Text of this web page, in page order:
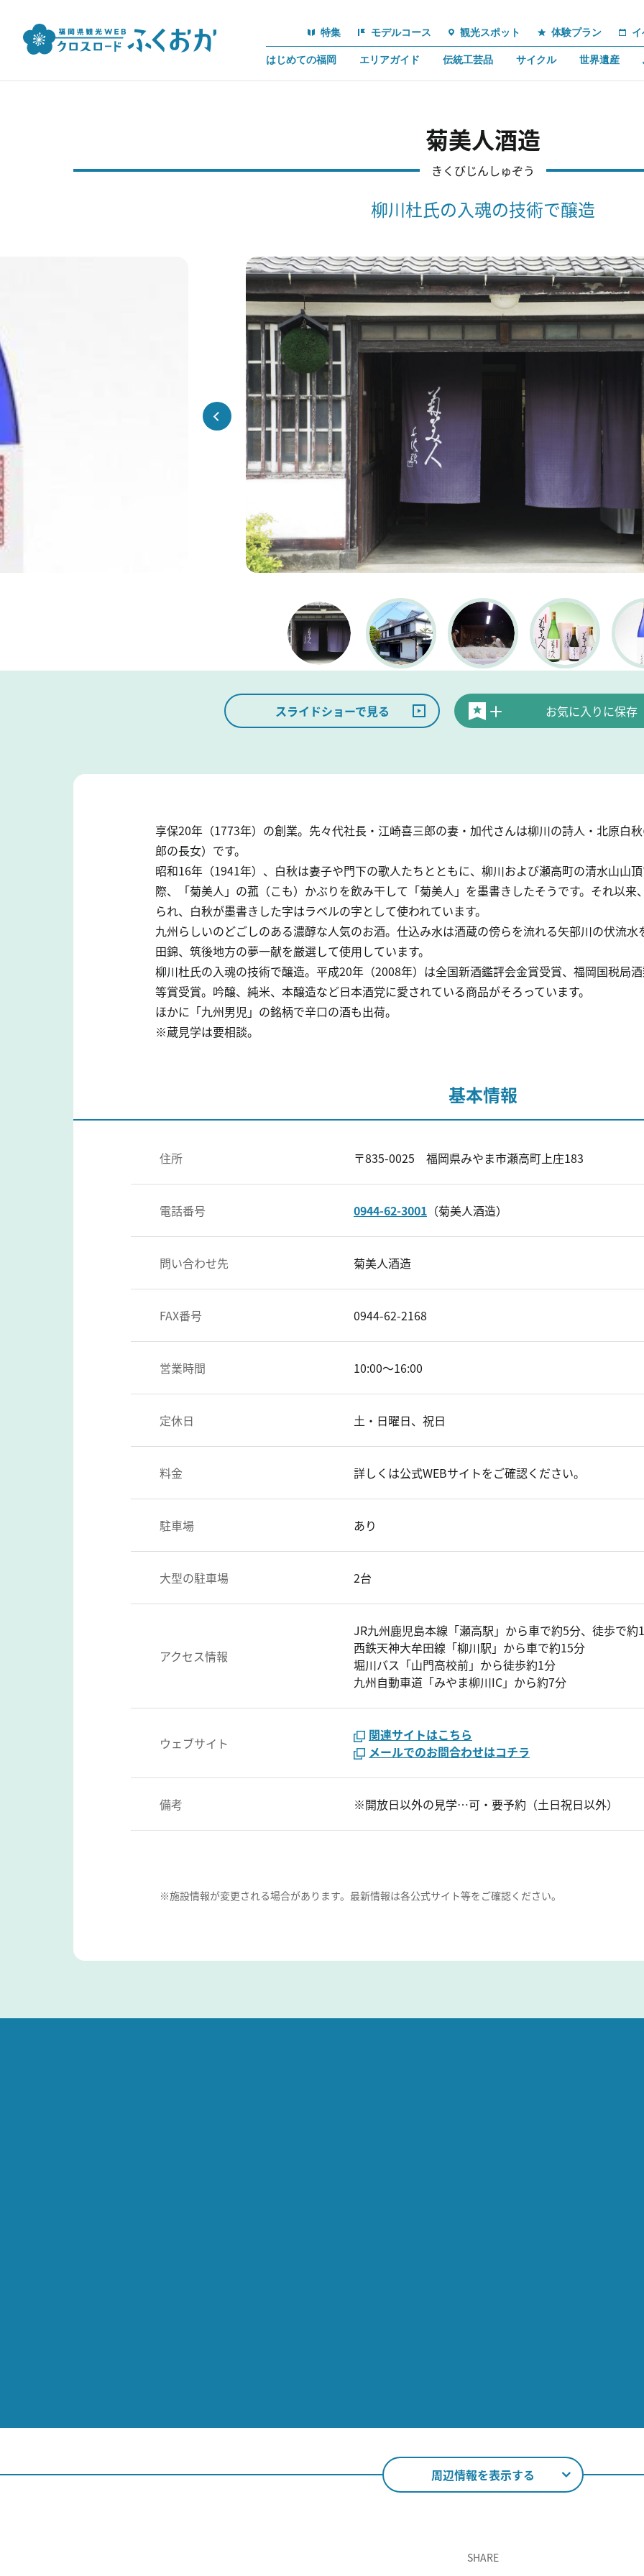
特集 モデルコース 観光スポット 体験プラン
はじめての福岡 エリアガイド 伝統工芸品 サイクル 世界遺産
菊美人酒造
きくびじんしゅぞう
柳川杜氏の入魂の技術で醸造
スライドショーで見る お気に入りに保存
享保20年（1773年）の創業。先々代社長・江崎喜三郎の妻・加代さんは柳川の詩人・北原白
郎の長女）です。
昭和16年（1941年）、白秋は妻子や門下の歌人たちとともに、柳川および瀬高町の清水山山
際、「菊美人」の菰（こも）かぶりを飲み干して「菊美人」を墨書きしたそうです。それ以
られ、白秋が墨書きした字はラベルの字として使われています。
九州らしいのどごしのある濃醇な人気のお酒。仕込み水は酒蔵の傍らを流れる矢部川の伏流
田錦、筑後地方の夢一献を厳選して使用しています。
柳川杜氏の入魂の技術で醸造。平成20年（2008年）は全国新酒鑑評会金賞受賞、福岡国税局
等賞受賞。吟醸、純米、本醸造など日本酒党に愛されている商品がそろっています。
ほかに「九州男児」の銘柄で辛口の酒も出荷。
※蔵見学は要相談。
基本情報
住所 〒835-0025 福岡県みやま市瀬高町上庄183
電話番号 0944-62-3001 （菊美人酒造）
問い合わせ先 菊美人酒造
FAX番号 0944-62-2168
営業時間 10:00～16:00
定休日 土・日曜日、祝日
料金 詳しくは公式WEBサイトをご確認ください。
駐車場 あり
大型の駐車場 2台
アクセス情報
JR九州鹿児島本線「瀬高駅」から車で約5分、徒歩で約
西鉄天神大牟田線「柳川駅」から車で約15分
堀川バス「山門高校前」から徒歩約1分
九州自動車道「みやま柳川IC」から約7分
ウェブサイト
関連サイトはこちら
メールでのお問合わせはコチラ
備考 ※開放日以外の見学…可・要予約（土日祝日以外）
※施設情報が変更される場合があります。最新情報は各公式サイト等をご確認ください。
周辺情報を表示する
SHARE